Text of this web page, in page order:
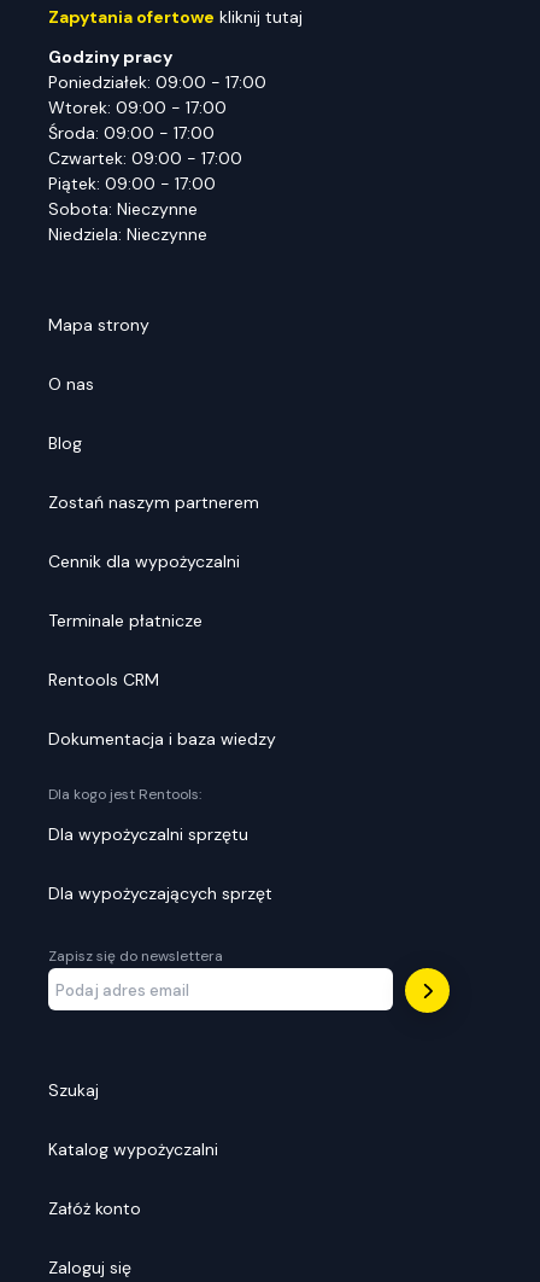
Zapytania ofertowe kliknij tutaj
Godziny pracy
Poniedziałek: 09:00 - 17:00
Wtorek: 09:00 - 17:00
Środa: 09:00 - 17:00
Czwartek: 09:00 - 17:00
Piątek: 09:00 - 17:00
Sobota: Nieczynne
Niedziela: Nieczynne
Mapa strony
O nas
Blog
Zostań naszym partnerem
Cennik dla wypożyczalni
Terminale płatnicze
Rentools CRM
Dokumentacja i baza wiedzy
Dla kogo jest Rentools:
Dla wypożyczalni sprzętu
Dla wypożyczających sprzęt
Zapisz się do newslettera
Szukaj
Katalog wypożyczalni
Załóż konto
Zaloguj się